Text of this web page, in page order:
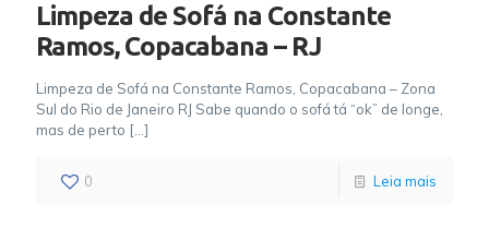
Limpeza de Sofá na Constante
Ramos, Copacabana – RJ
Limpeza de Sofá na Constante Ramos, Copacabana – Zona
Sul do Rio de Janeiro RJ Sabe quando o sofá tá “ok” de longe,
mas de perto […]
0 Leia mais